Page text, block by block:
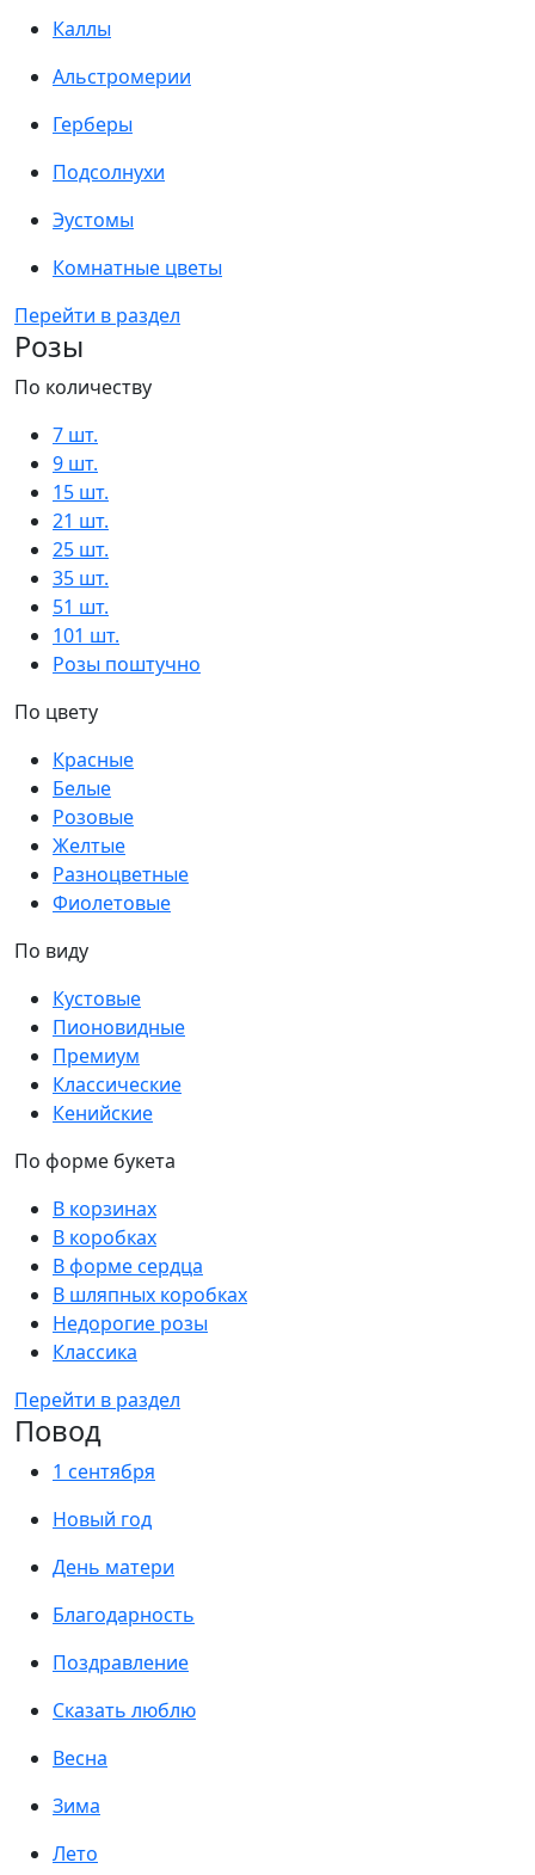
Каллы
Альстромерии
Герберы
Подсолнухи
Эустомы
Комнатные цветы
Перейти в раздел
Розы
По количеству
7 шт.
9 шт.
15 шт.
21 шт.
25 шт.
35 шт.
51 шт.
101 шт.
Розы поштучно
По цвету
Красные
Белые
Розовые
Желтые
Разноцветные
Фиолетовые
По виду
Кустовые
Пионовидные
Премиум
Классические
Кенийские
По форме букета
В корзинах
В коробках
В форме сердца
В шляпных коробках
Недорогие розы
Классика
Перейти в раздел
Повод
1 сентября
Новый год
День матери
Благодарность
Поздравление
Сказать люблю
Весна
Зима
Лето